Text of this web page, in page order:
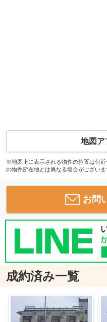
地図ア
※地図上に表示される物件の位置は付
の物件所在地とは異なる場合がございま
お問
成約済み一覧